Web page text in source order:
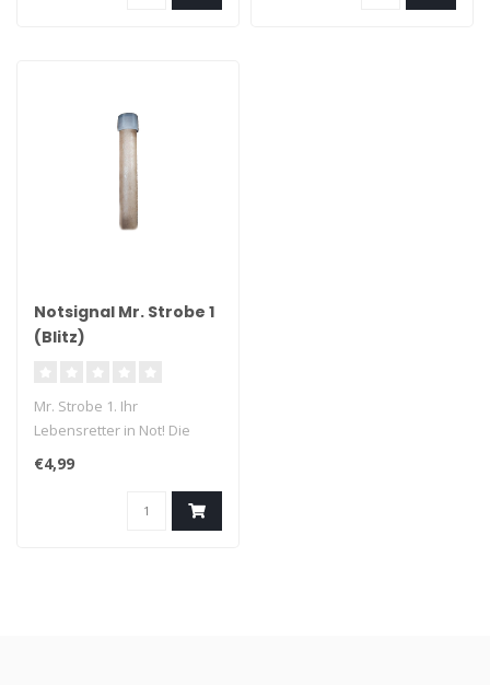
Notsignal Mr. Strobe 1
(Blitz)
Mr. Strobe 1. Ihr
Lebensretter in Not! Die
Notfackel ist unter allen
Umständen ..
€4,99